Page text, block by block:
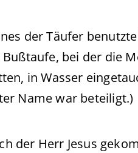
der Täufer
bei der die
in Wasser
Name war beteiligt.)
der Herr Jesus